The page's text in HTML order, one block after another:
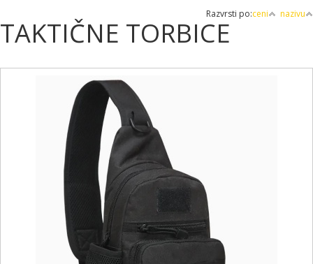
Razvrsti po:ceni nazivu
TAKTIČNE TORBICE